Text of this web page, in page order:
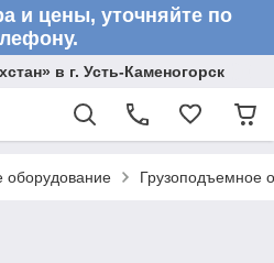
и цены, уточняйте по
в г. Усть-Каменогорск
оборудование Грузоподъемное